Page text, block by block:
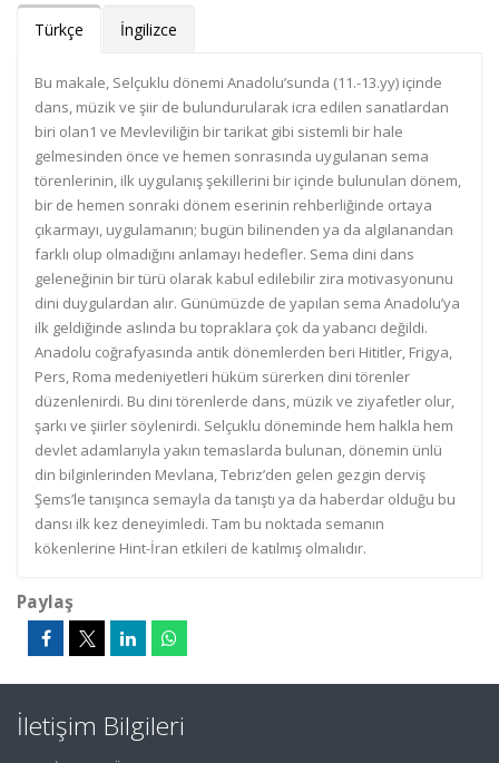
Türkçe İngilizce
Bu makale, Selçuklu dönemi Anadolu’sunda (11.-13.yy) içinde
dans, müzik ve şiir de bulundurularak icra edilen sanatlardan
biri olan1 ve Mevleviliğin bir tarikat gibi sistemli bir hale
gelmesinden önce ve hemen sonrasında uygulanan sema
törenlerinin, ilk uygulanış şekillerini bir içinde bulunulan dönem,
bir de hemen sonraki dönem eserinin rehberliğinde ortaya
çıkarmayı, uygulamanın; bugün bilinenden ya da algılanandan
farklı olup olmadığını anlamayı hedefler. Sema dini dans
geleneğinin bir türü olarak kabul edilebilir zira motivasyonunu
dini duygulardan alır. Günümüzde de yapılan sema Anadolu’ya
ilk geldiğinde aslında bu topraklara çok da yabancı değildi.
Anadolu coğrafyasında antik dönemlerden beri Hititler, Frigya,
Pers, Roma medeniyetleri hüküm sürerken dini törenler
düzenlenirdi. Bu dini törenlerde dans, müzik ve ziyafetler olur,
şarkı ve şiirler söylenirdi. Selçuklu döneminde hem halkla hem
devlet adamlarıyla yakın temaslarda bulunan, dönemin ünlü
din bilginlerinden Mevlana, Tebriz’den gelen gezgin derviş
Şems’le tanışınca semayla da tanıştı ya da haberdar olduğu bu
dansı ilk kez deneyimledi. Tam bu noktada semanın
kökenlerine Hint-İran etkileri de katılmış olmalıdır.
Paylaş
İletişim Bilgileri